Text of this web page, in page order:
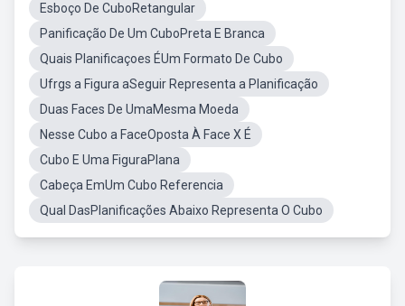
Esboço De CuboRetangular
Panificação De Um CuboPreta E Branca
Quais Planificaçoes ÉUm Formato De Cubo
Ufrgs a Figura aSeguir Representa a Planificação
Duas Faces De UmaMesma Moeda
Nesse Cubo a FaceOposta À Face X É
Cubo E Uma FiguraPlana
Cabeça EmUm Cubo Referencia
Qual DasPlanificações Abaixo Representa O Cubo